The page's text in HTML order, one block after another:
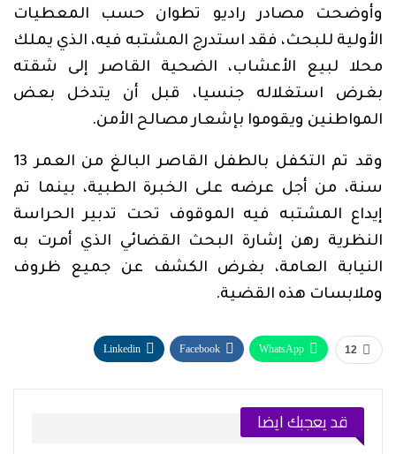
وأوضحت مصادر راديو تطوان حسب المعطيات
الأولية للبحث، فقد استدرج المشتبه فيه، الذي يملك
محلا لبيع الأعشاب، الضحية القاصر إلى شقته
بغرض استغلاله جنسيا، قبل أن يتدخل بعض
المواطنين ويقوموا بإشعار مصالح الأمن.
وقد تم التكفل بالطفل القاصر البالغ من العمر 13
سنة، من أجل عرضه على الخبرة الطبية، بينما تم
إيداع المشتبه فيه الموقوف تحت تدبير الحراسة
النظرية رهن إشارة البحث القضائي الذي أمرت به
النيابة العامة، بغرض الكشف عن جميع ظروف
وملابسات هذه القضية.
12
WhatsApp
Facebook
Linkedin
قد يعجبك ايضا